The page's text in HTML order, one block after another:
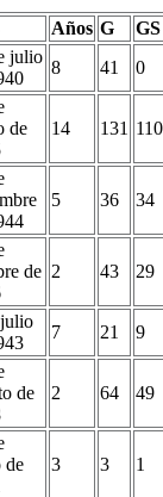
Años G
GS
julio
8 41 0
de
14 131 110
5 36 34
de 2 43 29
7 21 9
de
2 64 49
de
3 3 1